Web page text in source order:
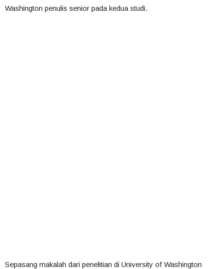
Washington penulis senior pada kedua studi.
Sepasang makalah dari penelitian di University of Washington